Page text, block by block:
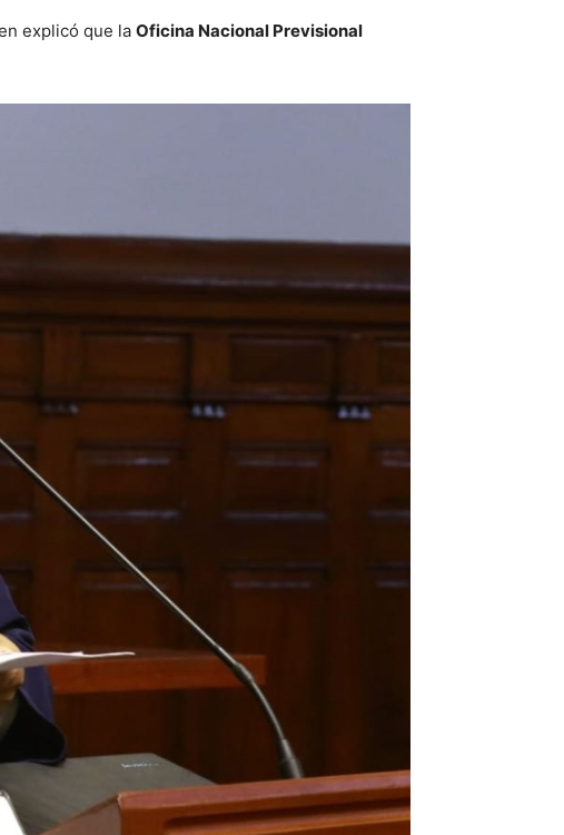
explicó que la Oficina Nacional Previsional